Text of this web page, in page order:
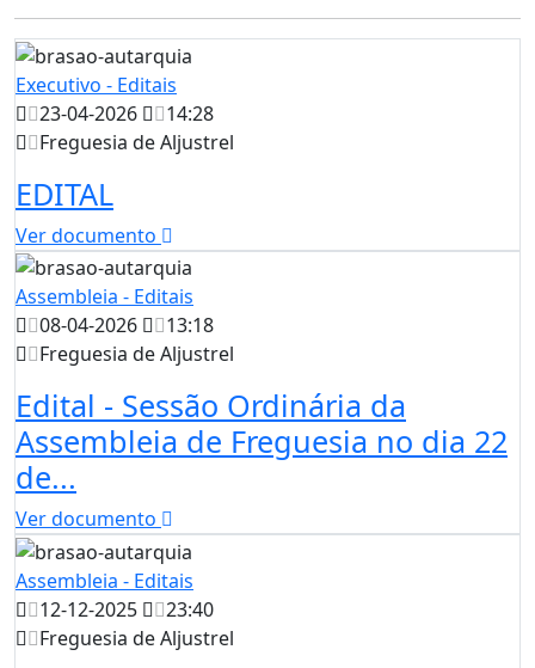
Executivo - Editais
23-04-2026
14:28
Freguesia de Aljustrel
EDITAL
Ver documento
Assembleia - Editais
08-04-2026
13:18
Freguesia de Aljustrel
Edital - Sessão Ordinária da
Assembleia de Freguesia no dia 22
de...
Ver documento
Assembleia - Editais
12-12-2025
23:40
Freguesia de Aljustrel